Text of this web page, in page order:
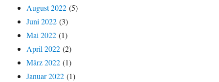
August 2022 (5)
Juni 2022 (3)
Mai 2022 (1)
April 2022 (2)
März 2022 (1)
Januar 2022 (1)